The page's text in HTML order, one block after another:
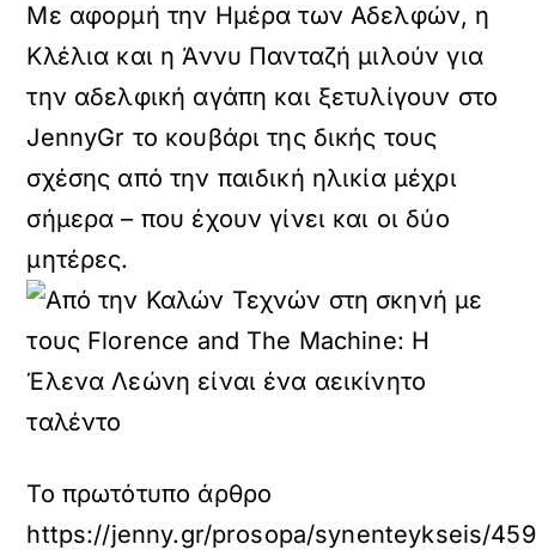
Με αφορμή την Ημέρα των Αδελφών, η
Κλέλια και η Άννυ Πανταζή μιλούν για
την αδελφική αγάπη και ξετυλίγουν στο
JennyGr το κουβάρι της δικής τους
σχέσης από την παιδική ηλικία μέχρι
σήμερα – που έχουν γίνει και οι δύο
μητέρες.
Το πρωτότυπο άρθρο
https://jenny.gr/prosopa/synenteykseis/